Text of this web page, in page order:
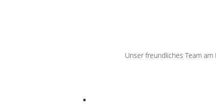
Unser freundliches Team